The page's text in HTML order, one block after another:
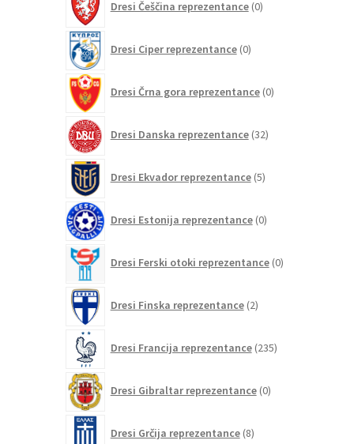
Dresi Češčina reprezentance 0izdelkov
Dresi Ciper reprezentance 0izdelkov
Dresi Črna gora reprezentance 0izdelkov
Dresi Danska reprezentance 32izdelkov
Dresi Ekvador reprezentance 5izdelkov
Dresi Estonija reprezentance 0izdelkov
Dresi Ferski otoki reprezentance 0izdelkov
Dresi Finska reprezentance 2izdelka
Dresi Francija reprezentance 235izdelkov
Dresi Gibraltar reprezentance 0izdelkov
Dresi Grčija reprezentance 8izdelkov